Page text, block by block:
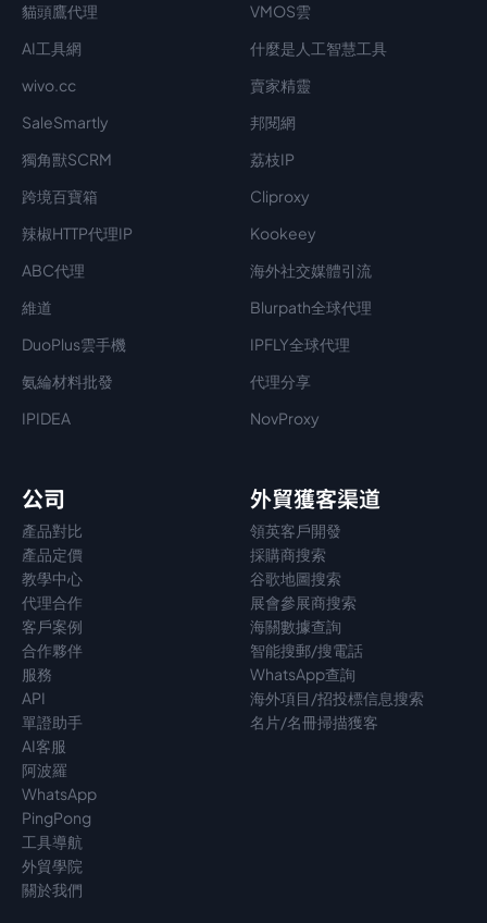
貓頭鷹代理
VMOS雲
AI工具網
什麼是人工智慧工具
wivo.cc
賣家精靈
SaleSmartly
邦閱網
獨角獸SCRM
荔枝IP
跨境百寶箱
Cliproxy
辣椒HTTP代理IP
Kookeey
ABC代理
海外社交媒體引流
維道
Blurpath全球代理
DuoPlus雲手機
IPFLY全球代理
氨綸材料批發
代理分享
IPIDEA
NovProxy
公司
產品對比
產品定價
教學中心
代理合作
客戶案例
合作夥伴
服務
API
單證助手
AI客服
阿波羅
WhatsApp
PingPong
工具導航
外貿學院
關於我們
外貿獲客渠道
領英客戶開發
採購商搜索
谷歌地圖搜索
展會參展商搜索
海關數據查詢
智能搜郵/搜電話
WhatsApp查詢
海外項目/招投標信息搜索
名片/名冊掃描獲客